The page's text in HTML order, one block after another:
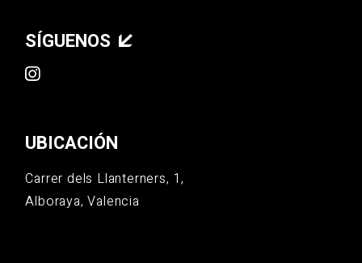
SÍGUENOS
UBICACIÓN
Carrer dels Llanterners, 1,
Alboraya, Valencia